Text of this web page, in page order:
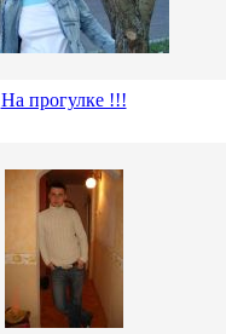
На прогулке !!!